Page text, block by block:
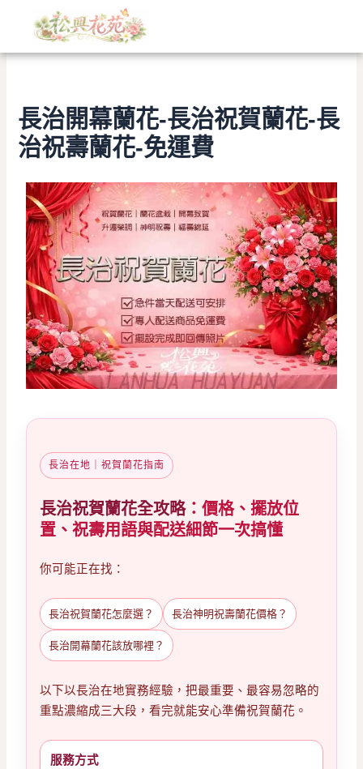
類
長治開幕蘭花-長治祝賀蘭花-長
治祝壽蘭花-免運費
長治在地｜祝賀蘭花指南
長治祝賀蘭花全攻略：價格、擺放位
置、祝壽用語與配送細節一次搞懂
你可能正在找：
長治祝賀蘭花怎麼選？ 長治神明祝壽蘭花價格？
長治開幕蘭花該放哪裡？
以下以長治在地實務經驗，把最重要、最容易忽略的
重點濃縮成三大段，看完就能安心準備祝賀蘭花。
服務方式